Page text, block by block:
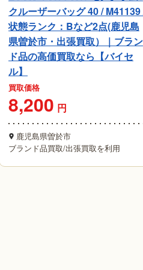
クルーザーバッグ 40 / M41139
状態ランク：Bなど2点(鹿児島
県曽於市・出張買取）｜ブラン
ド品の高価買取なら【バイセ
ル】
買取価格
8,200 円
鹿児島県曽於市
ブランド品買取/出張買取を利用